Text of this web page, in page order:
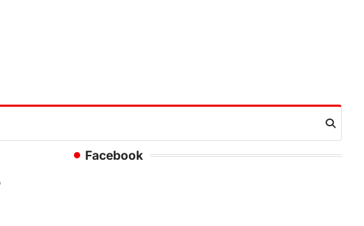
Facebook